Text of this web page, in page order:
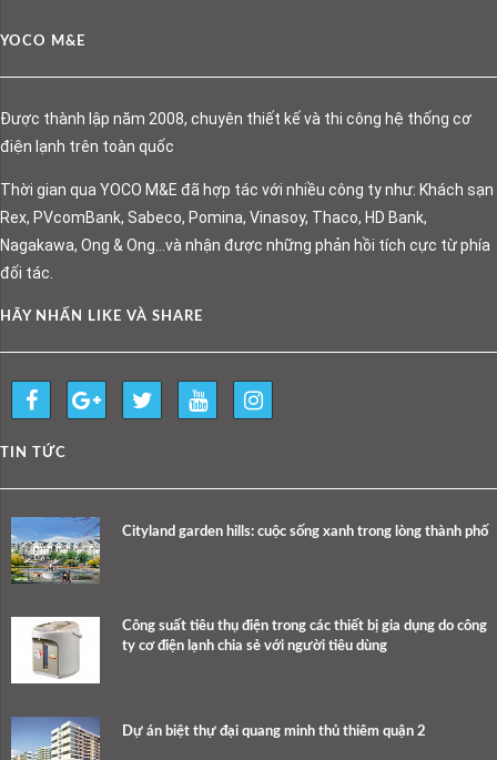
YOCO M&E
Được thành lập năm 2008, chuyên thiết kế và thi công hệ thống cơ
điện lạnh trên toàn quốc
Thời gian qua YOCO M&E đã hợp tác với nhiều công ty như: Khách sạn
Rex, PVcomBank, Sabeco, Pomina, Vinasoy, Thaco, HD Bank,
Nagakawa, Ong & Ong…và nhận được những phản hồi tích cực từ phía
đối tác.
HÃY NHẤN LIKE VÀ SHARE
TIN TỨC
Cityland garden hills: cuộc sống xanh trong lòng thành phố
Công suất tiêu thụ điện trong các thiết bị gia dụng do công
ty cơ điện lạnh chia sẻ với người tiêu dùng
Dự án biệt thự đại quang minh thủ thiêm quận 2